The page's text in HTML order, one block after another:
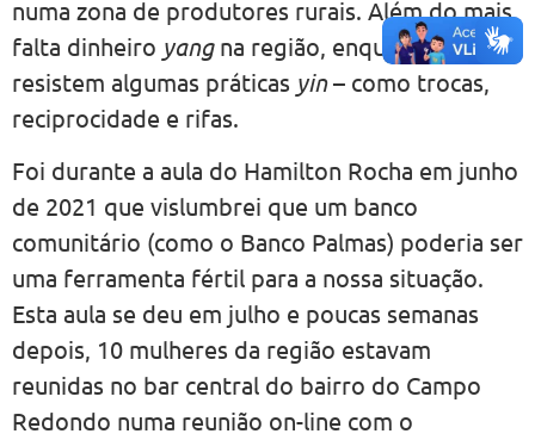
numa zona de produtores rurais. Além do mais,
falta dinheiro yangna região, enquanto ainda
resistem algumas práticas yin– como trocas,
reciprocidade e rifas.
Foi durante a aula do Hamilton Rocha em junho
de 2021 que vislumbrei que um banco
comunitário (como o Banco Palmas) poderia ser
uma ferramenta fértil para a nossa situação.
Esta aula se deu em julho e poucas semanas
depois, 10 mulheres da região estavam
reunidas no bar central do bairro do Campo
Redondo numa reunião on-line com o